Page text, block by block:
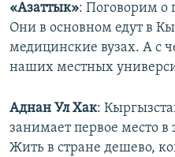
«Азаттык»: Поговорим о
Они в основном едут в
медицинские вузах. А с
наших местных
Аднан Ул Хак:
занимает первое место в
Жить в стране дешево,